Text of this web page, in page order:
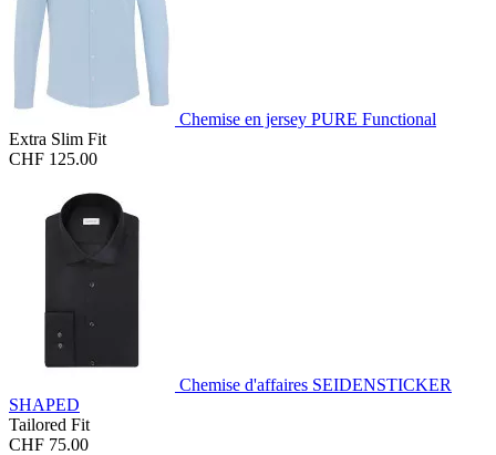
Chemise en jersey PURE Functional
Extra Slim Fit
CHF 125.00
Chemise d'affaires SEIDENSTICKER
SHAPED
Tailored Fit
CHF 75.00